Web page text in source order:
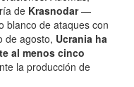
de Krasnodar—
blanco de ataques con
de agosto, Ucrania ha
al menos cinco
la producción de